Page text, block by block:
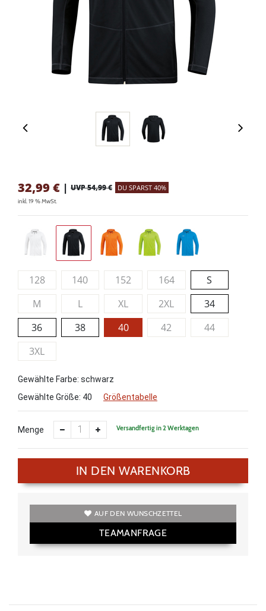
32,99 € | UVP 54,99 € DU SPARST 40%
inkl. 19 % MwSt.
128 140 152 164
S
M
L XL 2XL
34
36
38 40 42
44
3XL
Gewählte Farbe: schwarz
Gewählte Größe: 40 Größentabelle
Menge Versandfertig in 2 Werktagen
IN DEN WARENKORB
AUF DEN WUNSCHZETTEL
TEAMANFRAGE